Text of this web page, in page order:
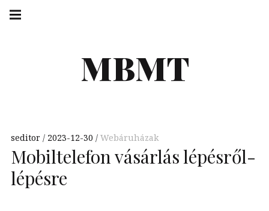
Skip
MBMT
navigation
seditor 2023-12-30 Webáruházak
Mobiltelefon vásárlás lépésről-
lépésre